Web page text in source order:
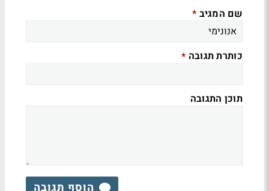
שם המגיב *
כותרת תגובה *
תוכן התגובה
הוסף תגובה